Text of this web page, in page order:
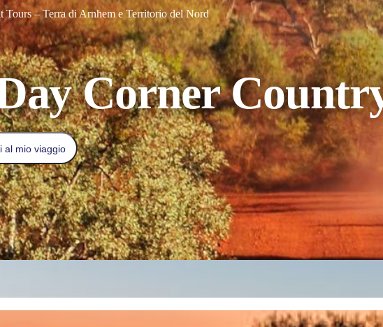
Tours – Terra di Arnhem e Territorio del Nord
Corner
al mio viaggio